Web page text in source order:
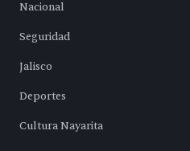
Nacional
Seguridad
Jalisco
Deportes
Cultura Nayarita